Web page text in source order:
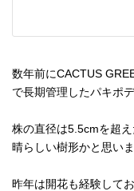
数年前にCACTUS
で長期管理したパキポ
株の直径は5.5cmを超
晴らしい樹形かと思いま
昨年は開花も経験して